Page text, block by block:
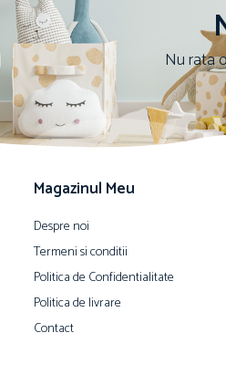
Nu rata
Magazinul Meu
Despre noi
Termeni si conditii
Politica de Confidentialitate
Politica de livrare
Contact